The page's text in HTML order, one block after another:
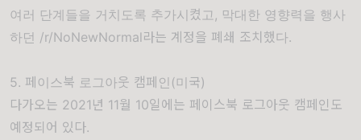
여러 단계들을 거치도록 추가시켰고 , 막대한 영향력을 행사
하던 /r/NoNewNormal라는 계정을 폐쇄 조치했다.
5. 페이스북 로그아웃 캠페인(미국)
다가오는 2021 년 11월 10일에는 페이스북 로그아웃 캠페인 도
예정되어 있다.